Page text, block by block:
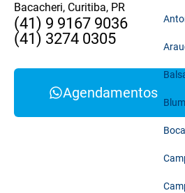
Bacacheri, Curitiba, PR
(41) 9 9167 9036
(41) 3274 0305
Agendamentos